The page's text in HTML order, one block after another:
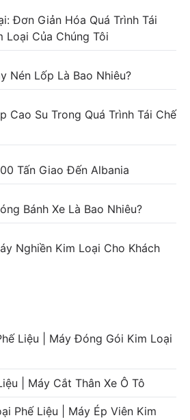
Đơn Giản Hóa Quá Trình Tái
Loại Của Chúng Tôi
Nén Lốp Là Bao Nhiêu?
Cao Su Trong Quá Trình Tái Chế
Tấn Giao Đến Albania
Bánh Xe Là Bao Nhiêu?
Nghiền Kim Loại Cho Khách
Liệu | Máy Đóng Gói Kim Loại
| Máy Cắt Thân Xe Ô Tô
Phế Liệu | Máy Ép Viên Kim